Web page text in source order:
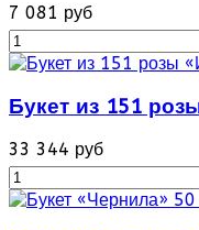
7 081 руб
Букет из 151
33 344 руб